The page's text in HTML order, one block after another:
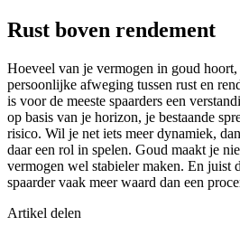
Rust boven rendement
Hoeveel van je vermogen in goud
persoonlijke afweging tussen rust en
is voor de meeste spaarders een
op basis van je horizon, je bestaande
risico. Wil je net iets meer dynamiek,
daar een rol in spelen. Goud maakt je
vermogen wel stabieler maken. En juist
spaarder vaak meer waard dan een
Artikel delen